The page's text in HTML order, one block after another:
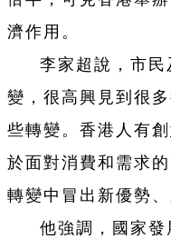
濟作用。
李家超說，市
變，很高興見到很
些轉變。香港人有
於面對消費和需求
轉變中冒出新優勢、
他強調，國家